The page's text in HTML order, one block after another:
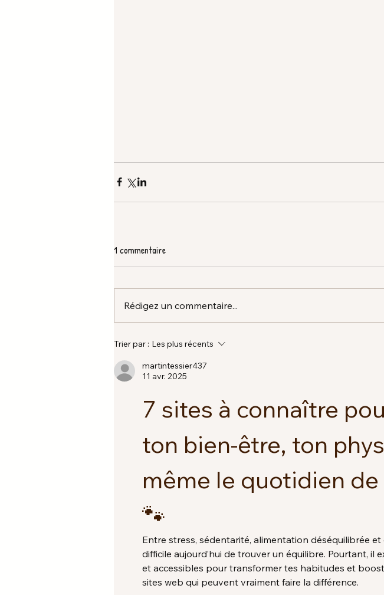
1 commentaire
Rédigez un commentaire...
Trier par : Les plus récents
martintessier437
11 avr. 2025
7 sites à connaître
ton bien-être, ton
même le quotidien de
🐾
Entre stress, sédentarité, alimentation déséquilibrée
difficile aujourd’hui de trouver un équilibre. Pourtant, il
et accessibles pour transformer tes habitudes et
sites web qui peuvent vraiment faire la différence.